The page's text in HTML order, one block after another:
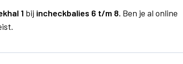
1 bij incheckbalies 6 t/m 8. Ben je al online